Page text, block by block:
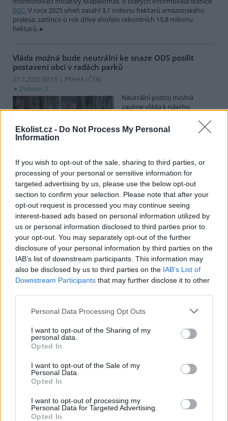
Ekolist.cz - Do Not Process My Personal
Information
If you wish to opt-out of the sale, sharing to third parties, or
processing of your personal or sensitive information for
targeted advertising by us, please use the below opt-out
section to confirm your selection. Please note that after your
opt-out request is processed you may continue seeing
interest-based ads based on personal information utilized by
us or personal information disclosed to third parties prior to
your opt-out. You may separately opt-out of the further
disclosure of your personal information by third parties on the
IAB’s list of downstream participants. This information may
also be disclosed by us to third parties on the IAB’s List of
Downstream Participants that may further disclose it to other
Personal Data Processing Opt Outs
I want to opt-out of the Sharing of my
personal data.
Opted In
I want to opt-out of the Sale of my
Personal Data.
Opted In
I want to opt-out of processing my
Personal Data for Targeted Advertising.
Opted In
BBC. V roce 2025 oheň zasáhl 3,1 milionu hektarů amazonského
pralesa, zatímco o rok dříve shořelo rekordních 15,8 milionu
hektarů.
Vláda možná bude neutrální ke snaze ODS posílit
postavení obcí v radách parků
27.7.2026 00:15 | PRAHA (ČTK)
Diskuse: 2
Neutrální postoj možná
zaujme vláda k návrhu
chtějí posílit postavení
zástupců obcí a krajů v radách
národních parků. Vyplývá to z předkládací zprávy na vládním
své stanovisko k příslušné novele o ochraně přírody ve stanovené
lhůtě nedodalo. Kabinet se má novelou zabývat v pondělí. Jeho
postoj bude doporučením pro Sněmovnu, v níž má vládní koalice
většinu.
Na Hádecké planince u Brna obnovují ochránci
původní step, vrátí se tam i pastva
26.7.2026 17:25 | BRNO (ČTK)
Zarostlou část Hádecké
planinky u Brna chtějí ochránci
vrátit do stavu ze 30. let
minulého století. V oblasti
obnovují původní step a
teplomilné doubravy. Vrátí se tam i pastva. Cílem je zachránit
motýl jasoň dymnivkový. ČTK to řekl Vilém Jurek z organizace
Hádecká planinka je součástí chráněné krajinné oblasti Moravský
kras, má rozlohu kolem 80 hektarů.
I po 100 letech je cihlová kanalizace v centru Pardubic
v dobrém stavu
Diskuse: 1
Historická cihlová kanalizace v